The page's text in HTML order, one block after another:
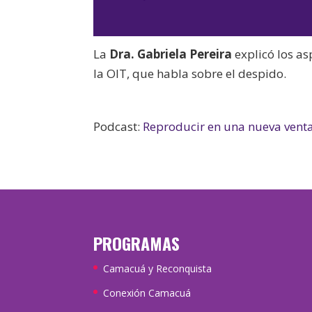
La Dra. Gabriela Pereira explicó los
la OIT, que habla sobre el despido.
Podcast: Reproducir en una nueva
PROGRAMAS
Camacuá y Reconquista
Conexión Camacuá